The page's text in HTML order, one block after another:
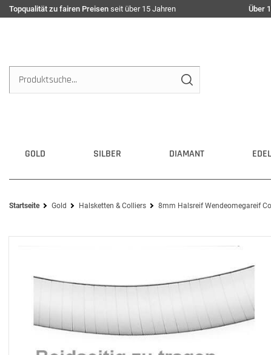
Topqualität zu fairen Preisen seit über 15 Jahren Über
GOLD SILBER DIAMANT
Startseite Gold Halsketten & Colliers 8mm Halsreif Wendeomegareif